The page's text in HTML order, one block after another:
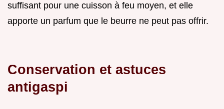
suffisant pour une cuisson à feu moyen, et elle
apporte un parfum que le beurre ne peut pas offrir.
Conservation et astuces
antigaspi